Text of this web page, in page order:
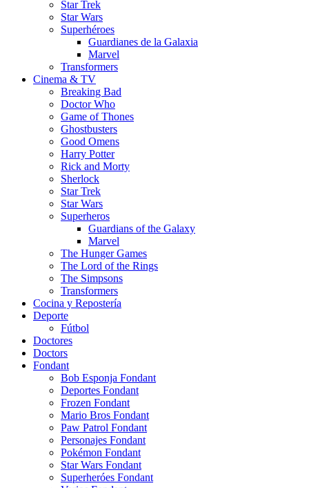
Star Trek
Star Wars
Superhéroes
Guardianes de la Galaxia
Marvel
Transformers
Cinema & TV
Breaking Bad
Doctor Who
Game of Thones
Ghostbusters
Good Omens
Harry Potter
Rick and Morty
Sherlock
Star Trek
Star Wars
Superheros
Guardians of the Galaxy
Marvel
The Hunger Games
The Lord of the Rings
The Simpsons
Transformers
Cocina y Repostería
Deporte
Fútbol
Doctores
Doctors
Fondant
Bob Esponja Fondant
Deportes Fondant
Frozen Fondant
Mario Bros Fondant
Paw Patrol Fondant
Personajes Fondant
Pokémon Fondant
Star Wars Fondant
Superheróes Fondant